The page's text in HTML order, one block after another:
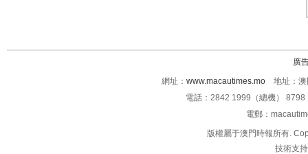
廣
網址： www.macautimes.mo 地址：澳
電話：2842 1999（總機）
電郵：
版權屬于澳門時報所有.
技術支